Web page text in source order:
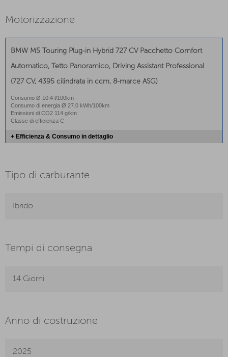
Motorizzazione
BMW M5 Touring Plug-in Hybrid 727 CV Pacchetto Comfort
Automatico, Tetto Panoramico, Driving Assistant Professional
(727 CV, 4395 cilindrata in ccm, 8-marce ASG)
Consumo Ø 10.4 l/100km
Consumo di energia Ø 27.0 kWh/100km
Emissioni di CO2 114 g/km
Classe di efficienza C
+ Efficienza & Consumo in dettaglio
Tipo di carburante
Ibrido
Tempi di consegna
14 Giorni
Anno di costruzione
2025